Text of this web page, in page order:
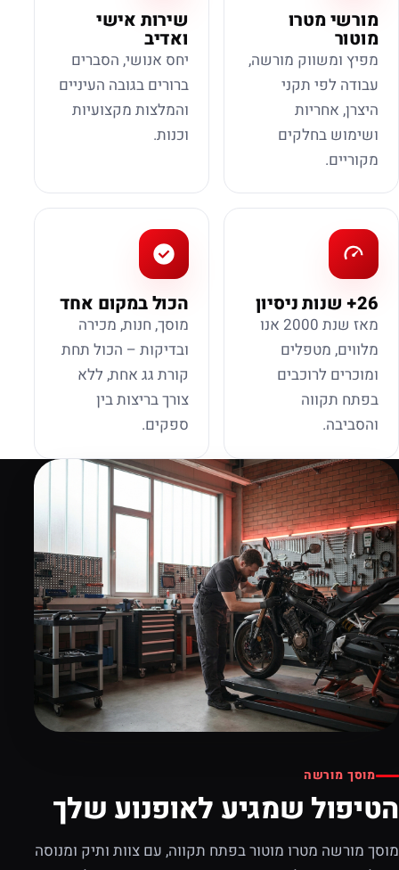
מורשי מטרו
מוטור
מפיץ ומשווק מורשה,
עבודה לפי תקני
היצרן, אחריות
ושימוש בחלקים
מקוריים.
שירות אישי
ואדיב
יחס אנושי, הסברים
ברורים בגובה העיניים
והמלצות מקצועיות
וכנות.
26+ שנות ניסיון
מאז שנת 2000 אנו
מלווים, מטפלים
ומוכרים לרוכבים
בפתח תקווה
והסביבה.
הכול במקום אחד
מוסך, חנות, מכירה
ובדיקות – הכול תחת
קורת גג אחת, ללא
צורך בריצות בין
ספקים.
מוסך מורשה
הטיפול שמגיע לאופנוע שלך
מוסך מורשה מטרו מוטור בפתח תקווה, עם צוות ותיק ומנוסה